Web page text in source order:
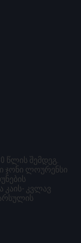
წლის შემდეგ.
ჯონი ლოურენსი
კვლავ